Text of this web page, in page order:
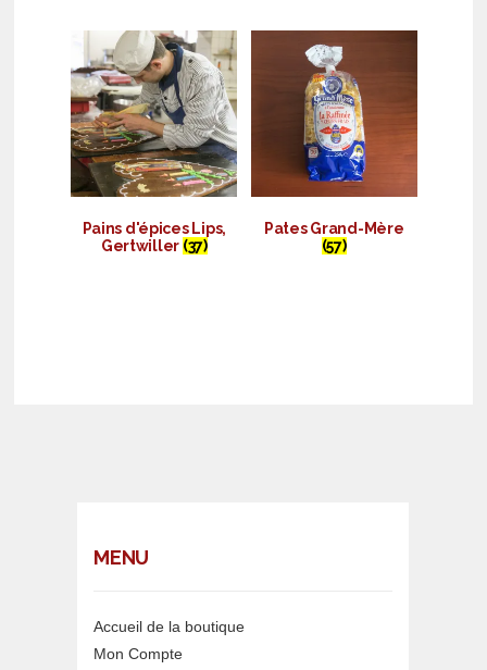
Pains d'épices Lips,
Gertwiller (37)
Pates Grand-Mère
(57)
MENU
Accueil de la boutique
Mon Compte